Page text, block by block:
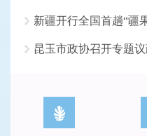
新疆开行全国首趟“疆